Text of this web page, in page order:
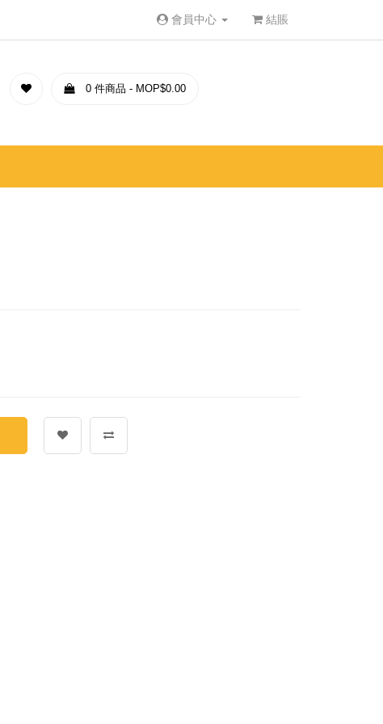
會員中心 結賬
0 件商品 - MOP$0.00